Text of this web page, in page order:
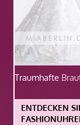
Traumhafte
ENTDECKEN